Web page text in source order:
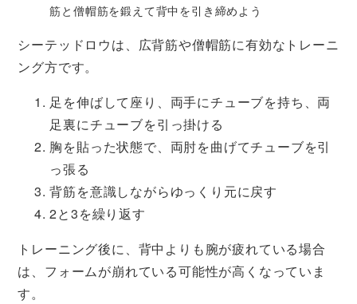
筋と僧帽筋を鍛えて背中を引き締めよう
シーテッドロウは、広背筋や僧帽筋に有効なトレーニ
ング方です。
足を伸ばして座り、両手にチューブを持ち、両
足裏にチューブを引っ掛ける
胸を貼った状態で、両肘を曲げてチューブを引
っ張る
背筋を意識しながらゆっくり元に戻す
2と3を繰り返す
トレーニング後に、背中よりも腕が疲れている場合
は、フォームが崩れている可能性が高くなっていま
す。